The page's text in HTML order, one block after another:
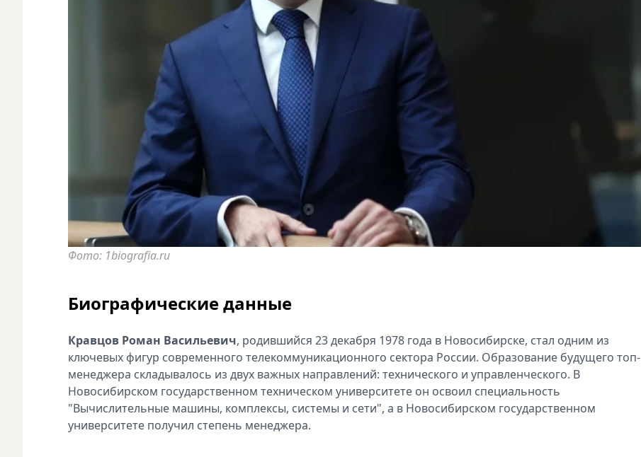
Фото: 1biografia.ru
Биографические данные
Кравцов Роман Васильевич, родившийся 23 декабря 1978 года в Новосибирске, стал одним из
ключевых фигур современного телекоммуникационного сектора России. Образование будущего топ-
менеджера складывалось из двух важных направлений: технического и управленческого. В
Новосибирском государственном техническом университете он освоил специальность
"Вычислительные машины, комплексы, системы и сети", а в Новосибирском государственном
университете получил степень менеджера.